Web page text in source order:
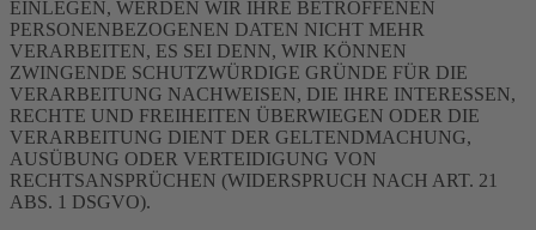
EINLEGEN, WERDEN WIR IHRE BETROFFENEN
PERSONENBEZOGENEN DATEN NICHT MEHR
VERARBEITEN, ES SEI DENN, WIR KÖNNEN
ZWINGENDE SCHUTZWÜRDIGE GRÜNDE FÜR DIE
VERARBEITUNG NACHWEISEN, DIE IHRE INTERESSEN,
RECHTE UND FREIHEITEN ÜBERWIEGEN ODER DIE
VERARBEITUNG DIENT DER GELTENDMACHUNG,
AUSÜBUNG ODER VERTEIDIGUNG VON
RECHTSANSPRÜCHEN (WIDERSPRUCH NACH ART. 21
ABS. 1 DSGVO).